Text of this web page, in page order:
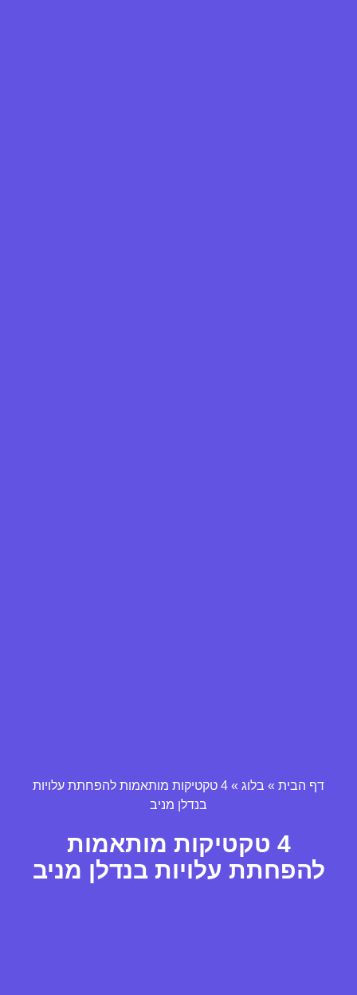
דף הבית » בלוג »
4 טקטיקות מותאמות להפחתת עלויות
בנדלן מניב
4 טקטיקות מותאמות
להפחתת עלויות בנדלן מניב